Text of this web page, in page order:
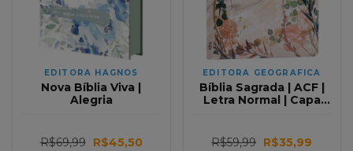
EDITORA HAGNOS
Nova Bíblia Viva |
Alegria
R$69,99 R$45,50
EDITORA GEOGRAFICA
Bíblia Sagrada | ACF |
Letra Normal | Capa
R$59,99 R$35,99